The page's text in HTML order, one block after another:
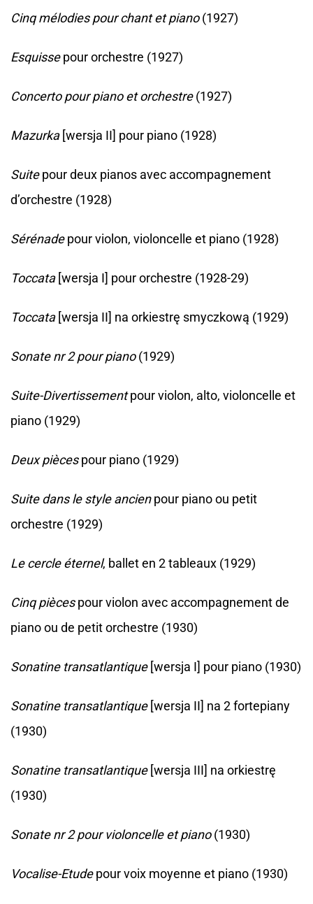
Cinq mélodies pour chant et piano(1927)
Esquissepour orchestre (1927)
Concerto pour piano et orchestre(1927)
Mazurka[wersja II] pour piano (1928)
Suitepour deux pianos avec accompagnement
d’orchestre (1928)
Sérénadepour violon, violoncelle et piano (1928)
Toccata[wersja I] pour orchestre (1928-29)
Toccata[wersja II] na orkiestrę smyczkową (1929)
Sonate nr 2 pour piano(1929)
Suite-Divertissementpour violon, alto, violoncelle et
piano (1929)
Deux piècespour piano (1929)
Suite dans le style ancienpour piano ou petit
orchestre (1929)
Le cercle éternel, ballet en 2 tableaux (1929)
Cinq piècespour violon avec accompagnement de
piano ou de petit orchestre (1930)
Sonatine transatlantique[wersja I] pour piano (1930)
Sonatine transatlantique[wersja II] na 2 fortepiany
(1930)
Sonatine transatlantique[wersja III] na orkiestrę
(1930)
Sonate nr 2 pour violoncelle et piano(1930)
Vocalise-Etudepour voix moyenne et piano (1930)